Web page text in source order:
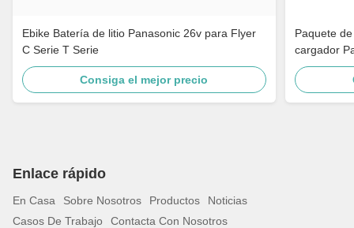
Ebike Batería de litio Panasonic 26v para Flyer
C Serie T Serie
Consiga el mejor precio
Paquete
cargador
Enlace rápido
En Casa Sobre Nosotros Productos
Noticias
Casos De Trabajo
Contacta Con Nosotros